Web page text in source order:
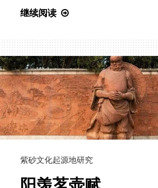
的
故
事
继续阅读
甆
壶
记
紫砂文化起源地研究
阳羡茗壶赋